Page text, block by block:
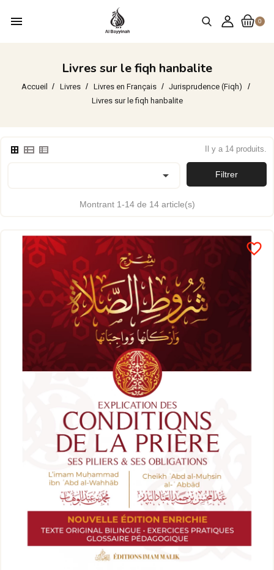
0
menu
Livres sur le fiqh hanbalite
Accueil Livres Livres en Français
Jurisprudence (Fiqh)
Livres sur le fiqh hanbalite
Il y a 14 produits.
 Filtrer
Montrant 1-14 de 14 article(s)
favorite_border